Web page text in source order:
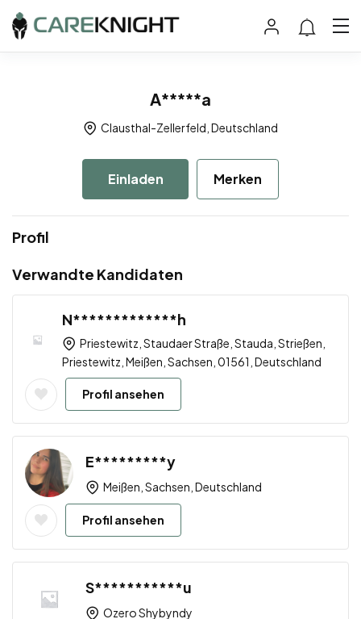
A*****a
Clausthal-Zellerfeld, Deutschland
Einladen Merken
Profil
Verwandte Kandidaten
N*************h
Priestewitz, Staudaer Straße, Stauda, Strießen,
Priestewitz, Meißen, Sachsen, 01561, Deutschland
Profil ansehen
E*********y
Meißen, Sachsen, Deutschland
Profil ansehen
S***********u
Ozero Shybyndy